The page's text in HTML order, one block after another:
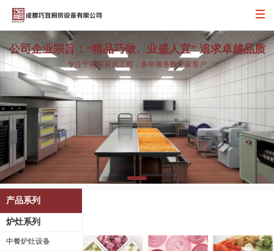
您好，欢迎来到巧宜商厨!
公司企业宗旨：“精品巧做、业盛人宜” 追求卓越品质
专注于商用厨房工程，多年服务数千家客户
产品系列
炉灶系列
中餐炉灶设备